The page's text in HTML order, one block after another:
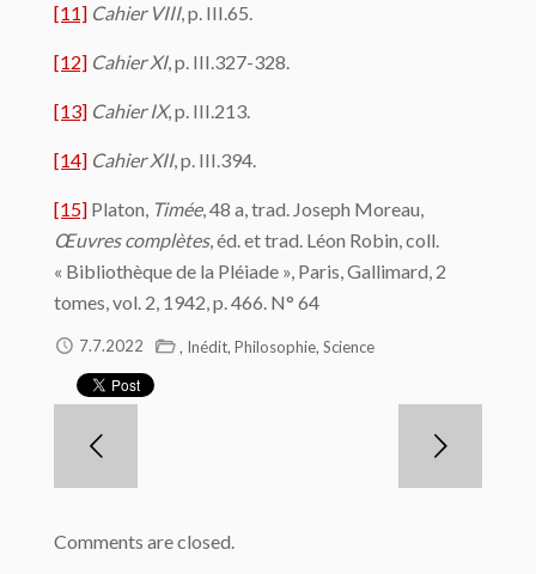
[11] Cahier VIII, p. III.65.
[12] Cahier XI, p. III.327-328.
[13] Cahier IX, p. III.213.
[14] Cahier XII, p. III.394.
[15] Platon, Timée, 48 a, trad. Joseph Moreau,
Œuvres complètes, éd. et trad. Léon Robin, coll.
« Bibliothèque de la Pléiade », Paris, Gallimard, 2
tomes, vol. 2, 1942, p. 466. N° 64
7.7.2022 , Inédit, Philosophie, Science
Comments are closed.